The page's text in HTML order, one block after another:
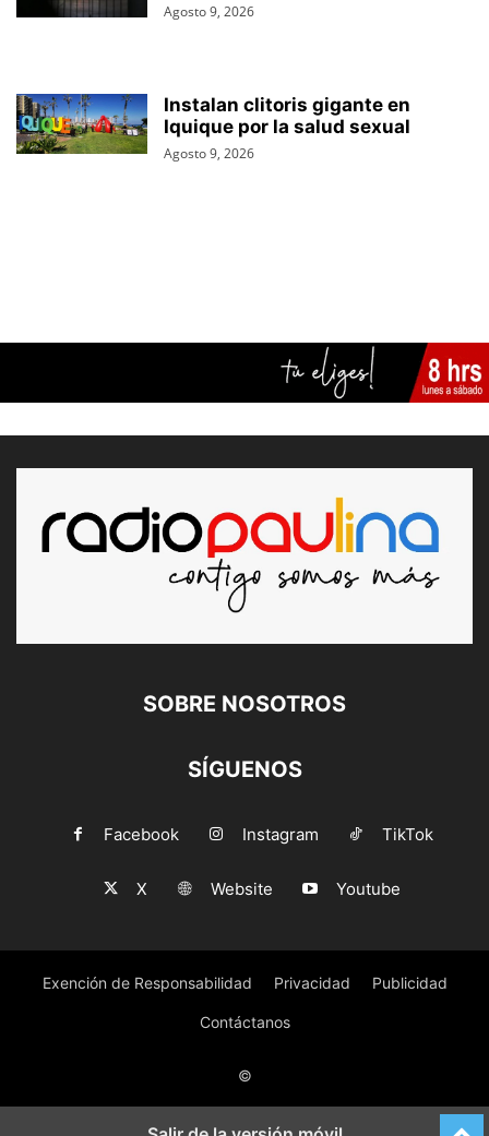
Agosto 9, 2026
Instalan clitoris gigante en
Iquique por la salud sexual
Agosto 9, 2026
SOBRE NOSOTROS
SÍGUENOS
Facebook Instagram TikTok
X Website Youtube
Exención de Responsabilidad Privacidad Publicidad
Contáctanos
©